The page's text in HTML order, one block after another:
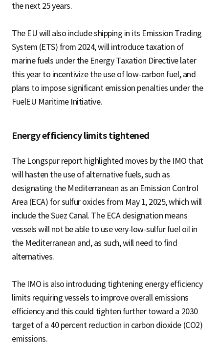
the next 25 years.
The EU will also include shipping in its Emission Trading
System (ETS) from 2024, will introduce taxation of
marine fuels under the Energy Taxation Directive later
this year to incentivize the use of low-carbon fuel, and
plans to impose significant emission penalties under the
FuelEU Maritime Initiative.
Energy efficiency limits tightened
The Longspur report highlighted moves by the IMO that
will hasten the use of alternative fuels, such as
designating the Mediterranean as an Emission Control
Area (ECA) for sulfur oxides from May 1, 2025, which will
include the Suez Canal. The ECA designation means
vessels will not be able to use very-low-sulfur fuel oil in
the Mediterranean and, as such, will need to find
alternatives.
The IMO is also introducing tightening energy efficiency
limits requiring vessels to improve overall emissions
efficiency and this could tighten further toward a 2030
target of a 40 percent reduction in carbon dioxide (CO2)
emissions.